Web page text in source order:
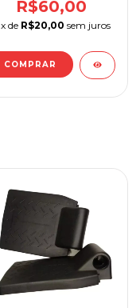
R$60,00
x de R$20,00 sem juros